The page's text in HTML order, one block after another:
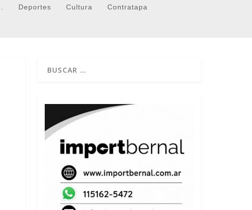
Deportes Cultura Contratapa